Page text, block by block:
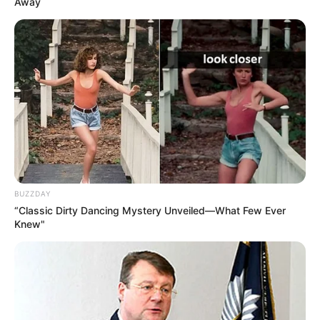
На відновлення КПП “Ужгород”
BUZZDAY
“Classic Dirty Dancing Mystery Unveiled—What Few Ever
Knew"